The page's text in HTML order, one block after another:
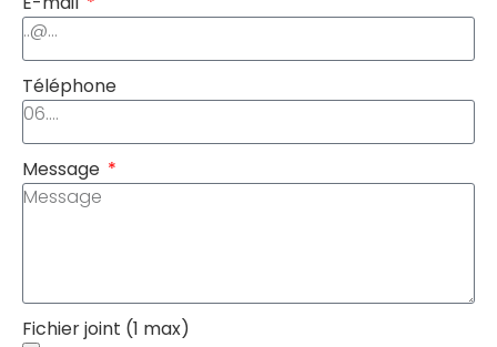
Téléphone
Message
Fichier joint (1 max)